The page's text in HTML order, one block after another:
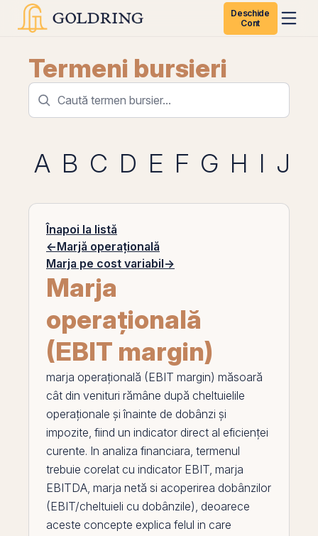
Deschide
Cont
Termeni bursieri
A B C D E F G H I J
Înapoi la listă
←Marjă operațională
Marja pe cost variabil→
Marja
operațională
(EBIT margin)
marja operațională (EBIT margin) măsoară
cât din venituri rămâne după cheltuielile
operaționale și înainte de dobânzi și
impozite, fiind un indicator direct al eficienței
curente. In analiza financiara, termenul
trebuie corelat cu indicator EBIT, marja
EBITDA, marja netă si acoperirea dobânzilor
(EBIT/cheltuieli cu dobânzile), deoarece
aceste concepte explica felul in care